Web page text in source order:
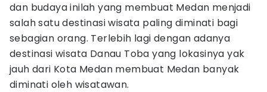
dan budaya inilah yang membuat Medan menjadi
salah satu destinasi wisata paling diminati bagi
sebagian orang. Terlebih lagi dengan adanya
destinasi wisata Danau Toba yang lokasinya yak
jauh dari Kota Medan membuat Medan banyak
diminati oleh wisatawan.